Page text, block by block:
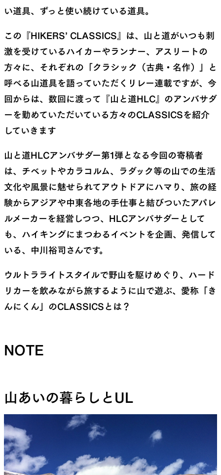
ACCESSORIES SPECIAL OFFERS
売
い道具、ずっと使い続けている道具。
この『HIKERS’ CLASSICS』は、山と道がいつも刺
激を受けているハイカーやランナー、アスリートの
方々に、それぞれの「クラシック（古典・名作）」と
呼べる山道具を語っていただくリレー連載ですが、今
回からは、数回に渡って『山と道HLC』のアンバサダ
ーを勤めていただいている方々のCLASSICSを紹介
していきます
山と道HLCアンバサダー第1弾となる今回の寄稿者
は、チベットやカラコルム、ラダック等の山での生活
文化や風景に魅せられてアウトドアにハマり、旅の経
験からアジアや中東各地の手仕事と結びついたアパレ
ルメーカーを経営しつつ、HLCアンバサダーとして
も、ハイキングにまつわるイベントを企画、発信して
いる、中川裕司さんです。
ウルトラライトスタイルで野山を駆けめぐり、ハード
リカーを飲みながら旅するように山で遊ぶ、愛称「き
んにくん」のCLASSICSとは？
NOTE
山あいの暮らしとUL